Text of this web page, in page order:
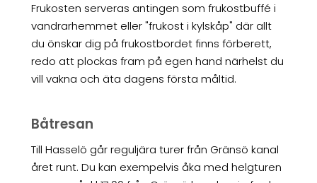
Frukosten serveras antingen som frukostbuffé i
vandrarhemmet eller "frukost i kylskåp" där allt
du önskar dig på frukostbordet finns förberett,
redo att plockas fram på egen hand närhelst du
vill vakna och äta dagens första måltid.
Båtresan
Till Hasselö går reguljära turer från Gränsö kanal
året runt. Du kan exempelvis åka med helgturen